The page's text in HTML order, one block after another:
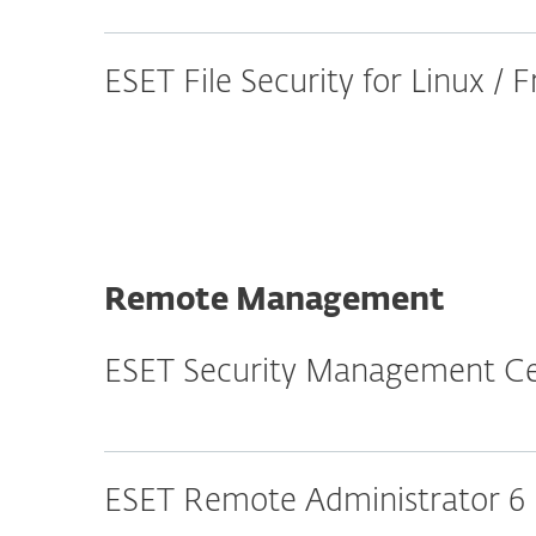
ESET File Security for Linux /
Remote Management
ESET Security Management
ESET Remote Administrator 6